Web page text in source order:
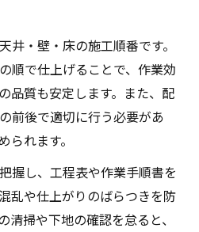
しないための注意事項解説
識を身につけるポイント
るトラブルと対処法
知っておきたい基礎知識
の注意点を徹底解説
井・壁・床の施工順番です。
で仕上げることで、作業効
品質も安定します。また、配
前後で適切に行う必要があ
られます。
握し、工程表や作業手順書を
乱や仕上がりのばらつきを防
清掃や下地の確認を怠ると、